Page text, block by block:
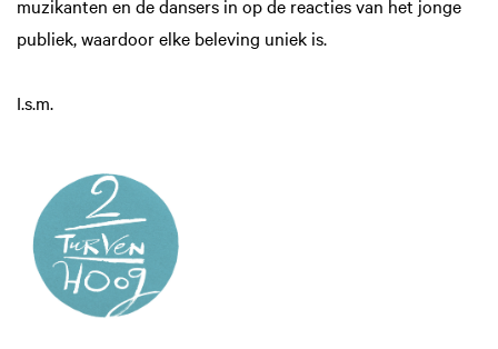
muzikanten en de dansers in op de reacties van het jonge
publiek, waardoor elke beleving uniek is.
I.s.m.